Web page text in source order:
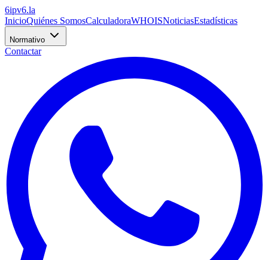
6ipv6.la
InicioQuiénes SomosCalculadoraWHOISNoticiasEstadísticas
Normativo
Contactar